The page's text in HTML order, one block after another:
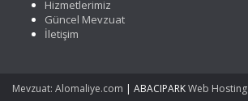
Hizmetlerimiz
Güncel Mevzuat
İletişim
Mevzuat: Alomaliye.com | ABACIPARKWeb Hosting